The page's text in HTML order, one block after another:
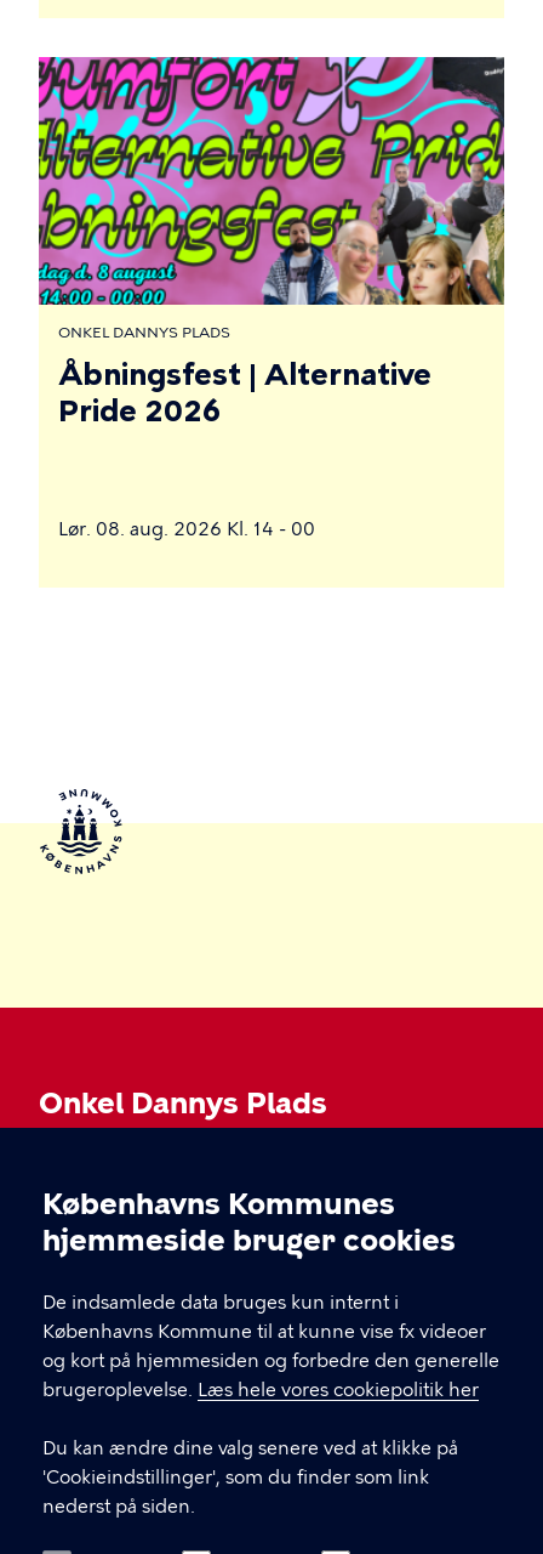
Cookieindstillinger
Københavns Kommunes
hjemmeside bruger cookies
De indsamlede data bruges kun internt i
Københavns Kommune til at kunne vise fx videoer
og kort på hjemmesiden og forbedre den generelle
brugeroplevelse. Læs hele vores cookiepolitik her
Du kan ændre dine valg senere ved at klikke på
'Cookieindstillinger', som du finder som link
nederst på siden.
ONKEL DANNYS PLADS
Åbningsfest | Alternative
Pride 2026
Lør. 08. aug. 2026 Kl. 14 - 00
Onkel Dannys Plads
KONTAKT
Onkel Dannys Plads, 1711 København V
onkeldannysplads@kk.dk
LINKS
Tilgængelighedserklæring
ODP3 og Ovenpå på Instagram